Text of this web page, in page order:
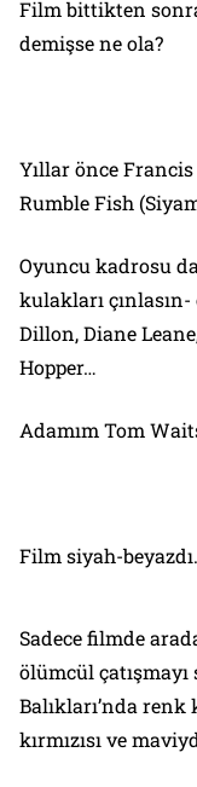
Film bittikten
demişse ne ola?
Yıllar önce Francis
Rumble Fish
Oyuncu kadrosu
kulakları
Dillon, Diane
Hopper…
Adamım Tom
Film siyah-beyazdı.
Sadece filmde
ölümcül
Balıkları’nda renk
kırmızısı ve